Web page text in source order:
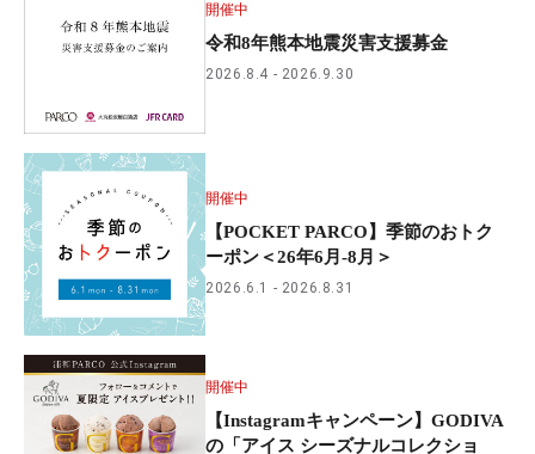
開催中
令和8年熊本地震災害支援募金
2026.8.4 2026.9.30
開催中
【POCKET PARCO】季節のおトク
ーポン＜26年6月-8月＞
2026.6.1 2026.8.31
開催中
【Instagramキャンペーン】GODIVA
の「アイス シーズナルコレクショ